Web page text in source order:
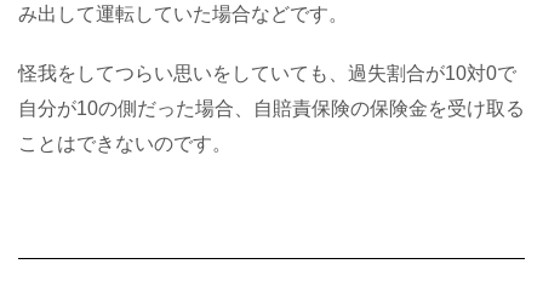
み出して運転していた場合などです。
怪我をしてつらい思いをしていても、過失割合が10対0で
自分が10の側だった場合、自賠責保険の保険金を受け取る
ことはできないのです。